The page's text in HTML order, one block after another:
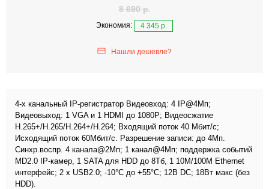
8 690 р.
Экономия: 4 345 р.
Нашли дешевле?
4-х канальный IP-регистратор Видеовход: 4 IP@4Мп;
Видеовыход: 1 VGA и 1 HDMI до 1080Р; Видеосжатие
H.265+/H.265/H.264+/H.264; Входящий поток 40 Мбит/с;
Исходящий поток 60Мбит/с. Разрешение записи: до 4Мп.
Синхр.воспр. 4 канала@2Мп; 1 канал@4Мп; поддержка событий
MD2.0 IP-камер, 1 SATA для HDD до 8Тб, 1 10M/100M Ethernet
интерфейс; 2 х USB2.0; -10°C до +55°C; 12В DC; 18Вт макс (без
HDD).